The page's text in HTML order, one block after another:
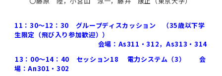
11：30～12：30 グループディスカッション （35歳以下学
生限定（飛び入り参加歓迎））
会場：As311・312，As313・314
13：00～14：40 セッション18 電力システム（3） 会
場：An301・302